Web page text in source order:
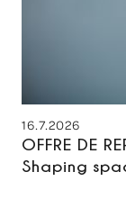
16.7.2026
OFFRE DE
Shaping